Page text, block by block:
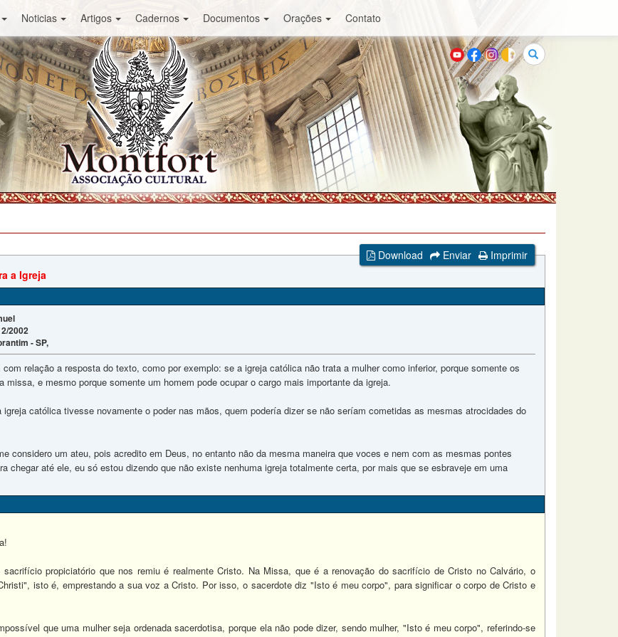
Noticias Artigos Cadernos Documentos Orações Contato
Buscar
Download Enviar
Imprimir
a Igreja
2002
- SP,
relação a resposta do texto, como por exemplo: se a igreja católica não trata a mulher como inferior, porque somente os
missa, e mesmo porque somente um homem pode ocupar o cargo mais importante da igreja.
igreja católica tivesse novamente o poder nas mãos, quem podería dizer se não seríam cometidas as mesmas atrocidades do
considero um ateu, pois acredito em Deus, no entanto não da mesma maneira que voces e nem com as mesmas pontes
chegar até ele, eu só estou dizendo que não existe nenhuma igreja totalmente certa, por mais que se esbraveje em uma
propiciatório que nos remiu é realmente Cristo. Na Missa, que é a renovação do sacrifício de Cristo no Calvário, o
isto é, emprestando a sua voz a Cristo. Por isso, o sacerdote diz "Isto é meu corpo", para significar o corpo de Cristo e
que uma mulher seja ordenada sacerdotisa, porque ela não pode dizer, sendo mulher, "Isto é meu corpo", referindo-se